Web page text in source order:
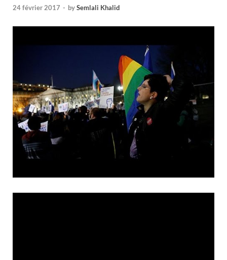
24 février 2017 - bySemlali Khalid